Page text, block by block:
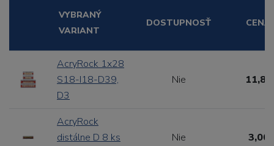
VYBRANÝ
VARIANT
DOSTUPNOSŤ CENA
AcryRock 1x28
S18-I18-D39,
D3
Nie
AcryRock
distálne D 8 ks
Nie 3,00